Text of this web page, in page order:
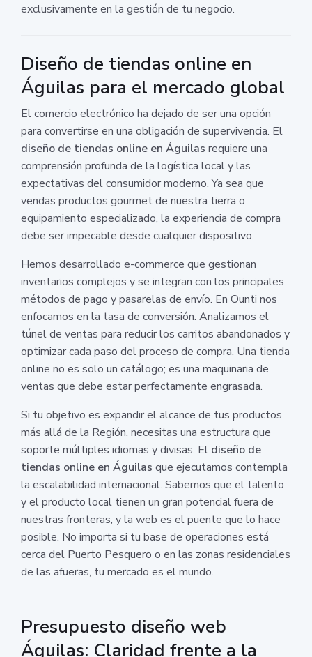
exclusivamente en la gestión de tu negocio.
Diseño de tiendas online en
Águilas para el mercado global
El comercio electrónico ha dejado de ser una opción
para convertirse en una obligación de supervivencia. El
diseño de tiendas online en Águilas requiere una
comprensión profunda de la logística local y las
expectativas del consumidor moderno. Ya sea que
vendas productos gourmet de nuestra tierra o
equipamiento especializado, la experiencia de compra
debe ser impecable desde cualquier dispositivo.
Hemos desarrollado e-commerce que gestionan
inventarios complejos y se integran con los principales
métodos de pago y pasarelas de envío. En Ounti nos
enfocamos en la tasa de conversión. Analizamos el
túnel de ventas para reducir los carritos abandonados y
optimizar cada paso del proceso de compra. Una tienda
online no es solo un catálogo; es una maquinaria de
ventas que debe estar perfectamente engrasada.
Si tu objetivo es expandir el alcance de tus productos
más allá de la Región, necesitas una estructura que
soporte múltiples idiomas y divisas. El diseño de
tiendas online en Águilas que ejecutamos contempla
la escalabilidad internacional. Sabemos que el talento
y el producto local tienen un gran potencial fuera de
nuestras fronteras, y la web es el puente que lo hace
posible. No importa si tu base de operaciones está
cerca del Puerto Pesquero o en las zonas residenciales
de las afueras, tu mercado es el mundo.
Presupuesto diseño web
Águilas: Claridad frente a la